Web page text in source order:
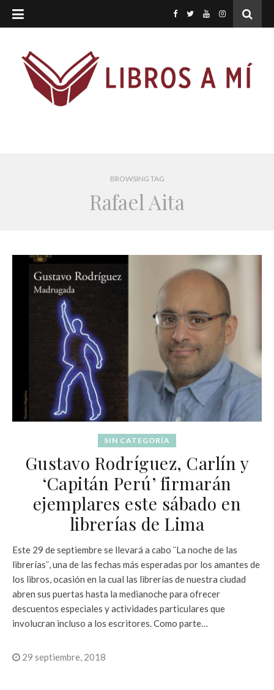
BROWSING TAG
Rafael Aita
SIN CATEGORÍA
Gustavo Rodríguez, Carlín y
‘Capitán Perú’ firmarán
ejemplares este sábado en
librerías de Lima
Este 29 de septiembre se llevará a cabo ¨La noche de las
librerías¨, una de las fechas más esperadas por los amantes de
los libros, ocasión en la cual las librerías de nuestra ciudad
abren sus puertas hasta la medianoche para ofrecer
descuentos especiales y actividades particulares que
involucran incluso a los escritores. Como parte…
29 septiembre, 2018